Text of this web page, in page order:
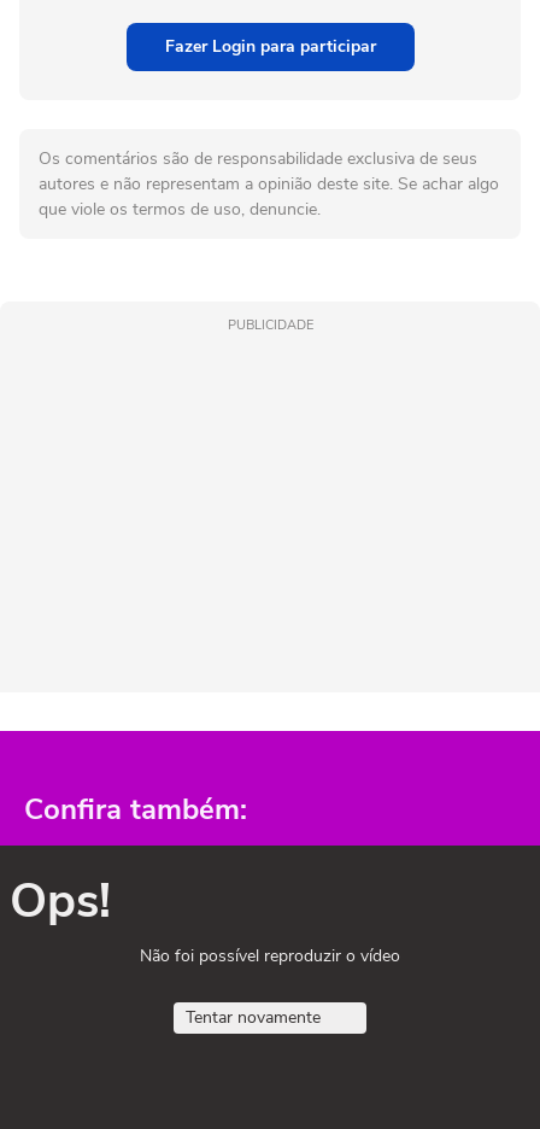
Fazer Login para participar
Os comentários são de responsabilidade exclusiva de seus
autores e não representam a opinião deste site. Se achar algo
que viole os termos de uso, denuncie.
PUBLICIDADE
Confira também:
Ops!
Não foi possível reproduzir o vídeo
Tentar novamente